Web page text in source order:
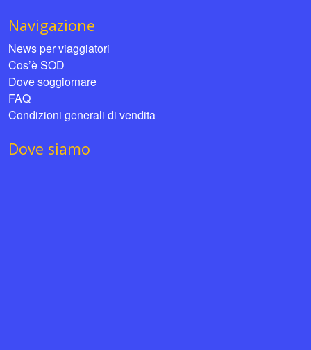
Navigazione
News per viaggiatori
Cos’è SOD
Dove soggiornare
FAQ
Condizioni generali di vendita
Dove siamo